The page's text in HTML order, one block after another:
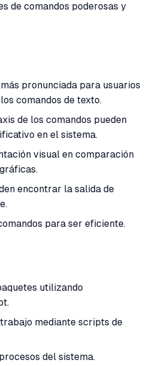
de comandos poderosas y
pronunciada para usuarios
comandos de texto.
de los comandos pueden
en el sistema.
visual en comparación
encontrar la salida de
para ser eficiente.
utilizando
mediante scripts de
del sistema.